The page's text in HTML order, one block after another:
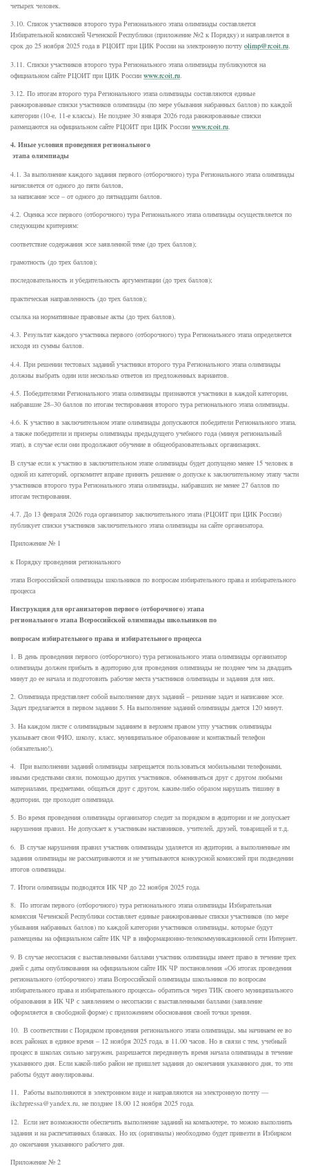
четырех человек.
3.10. Список участников второго тура Регионального этапа олимпиады составляется
Избирательной комиссией Чеченской Республики (приложение №2 к Порядку) и направляется в
срок до 25 ноября 2025 года в РЦОИТ при ЦИК России на электронную почту olimp@rcoit.ru.
3.11. Списки участников второго тура Регионального этапа олимпиады публикуются на
официальном сайте РЦОИТ при ЦИК России www.rcoit.ru
3.12. По итогам второго тура Регионального этапа олимпиады составляются единые
ранжированные списки участников олимпиады (по мере убывания набранных баллов) по каждой
категории (10-е, 11-е классы). Не позднее 30 января 2026 года ранжированные списки
размещаются на официальном сайте РЦОИТ при ЦИК России www.rcoit.ru.
4. Иные условия проведения регионального
этапа олимпиады
4.1. За выполнение каждого задания первого (отборочного) тура Регионального этапа олимпиады
начисляется от одного до пяти баллов,
за написание эссе – от одного до пятнадцати баллов.
4.2. Оценка эссе первого (отборочного) тура Регионального этапа олимпиады осуществляется по
следующим критериям:
соответствие содержания эссе заявленной теме (до трех баллов);
грамотность (до трех баллов);
последовательность и убедительность аргументации (до трех баллов);
практическая направленность (до трех баллов);
ссылка на нормативные правовые акты (до трех баллов).
4.3. Результат каждого участника первого (отборочного) тура Регионального этапа определяется
исходя из суммы баллов.
4.4. При решении тестовых заданий участники второго тура Регионального этапа олимпиады
должны выбрать один или несколько ответов из предложенных вариантов.
4.5. Победителями Регионального этапа олимпиады признаются участники в каждой категории,
набравшие 28–30 баллов по итогам тестирования второго тура регионального этапа олимпиады.
4.6. К участию в заключительном этапе олимпиады допускаются победители Регионального этапа,
а также победители и призеры олимпиады предыдущего учебного года (минуя региональный
этап), в случае если они продолжают обучение в общеобразовательных организациях.
В случае если к участию в заключительном этапе олимпиады будет допущено менее 15 человек в
одной из категорий, оргкомитет вправе принять решение о допуске к заключительному этапу части
участников второго тура Регионального этапа олимпиады, набравших не менее 27 баллов по
итогам тестирования.
4.7. До 13 февраля 2026 года организатор заключительного этапа (РЦОИТ при ЦИК России)
публикует списки участников заключительного этапа олимпиады на сайте организатора.
Приложение № 1
к Порядку проведения регионального
этапа Всероссийской олимпиады школьников по вопросам избирательного права и избирательного
процесса
Инструкция для организаторов первого (отборочного) этапа
регионального этапа Всероссийской олимпиады школьников по
вопросам избирательного права и избирательного процесса
1. В день проведения первого (отборочного) тура регионального этапа олимпиады организатор
олимпиады должен прибыть в аудиторию для проведения олимпиады не позднее чем за двадцать
минут до ее начала и подготовить рабочие места участников олимпиады и задания для них.
2. Олимпиада представляет собой выполнение двух заданий – решение задач и написание эссе.
Задач предлагается в первом задании 5. На выполнение заданий олимпиады дается 120 минут.
3. На каждом листе с олимпиадным заданием в верхнем правом углу участник олимпиады
указывает свои ФИО, школу, класс, муниципальное образование и контактный телефон
(обязательно!).
4. При выполнении заданий олимпиады запрещается пользоваться мобильными телефонами,
иными средствами связи, помощью других участников, обмениваться друг с другом любыми
материалами, предметами, общаться друг с другом, каким-либо образом нарушать тишину в
аудитории, где проходит олимпиада.
5. Во время проведения олимпиады организатор следит за порядком в аудитории и не допускает
нарушения правил. Не допускает к участникам наставников, учителей, друзей, товарищей и т.д.
6. В случае нарушения правил участник олимпиады удаляется из аудитории, а выполненные им
задания олимпиады не рассматриваются и не учитываются конкурсной комиссией при подведении
итогов олимпиады.
7. Итоги олимпиады подводятся ИК ЧР до 22 ноября 2025 года.
8. По итогам первого (отборочного) тура регионального этапа олимпиады Избирательная
комиссия Чеченской Республики составляет единые ранжированные списки участников (по мере
убывания набранных баллов) по каждой категории участников олимпиады, которые будут
размещены на официальном сайте ИК ЧР в информационно-телекоммуникационной сети Интернет.
9. В случае несогласия с выставленными баллами участник олимпиады имеет право в течение трех
дней с даты опубликования на официальном сайте ИК ЧР постановления «Об итогах проведения
регионального (отборочного) этапа Всероссийской олимпиады школьников по вопросам
избирательного права и избирательного процесса» обратиться через ТИК своего муниципального
образования в ИК ЧР с заявлением о несогласии с выставленными баллами (заявление
оформляется в свободной форме) с приложением обоснования своей точки зрения.
10. В соответствии с Порядком проведения регионального этапа олимпиады, мы начинаем ее во
всех районах в единое время – 12 ноября 2025 года, в 11.00 часов. Но в связи с тем, учебный
процесс в школах сильно загружен, разрешается передвинуть время начала олимпиады в течение
указанного дня. Если какой-либо район не пришлет задания до окончания указанного дня, то эти
работы будут аннулированы.
11. Работы выполняются в электронном виде и направляются на электронную почту —
ikchrpressa@yandex.ru, не позднее 18.00 12 ноября 2025 года.
12. Если нет возможности обеспечить выполнение заданий на компьютере, то можно выполнить
задания и на распечатанных бланках. Но их (оригиналы) необходимо будет привезти в Избирком
до окончания указанного рабочего дня.
Приложение № 2